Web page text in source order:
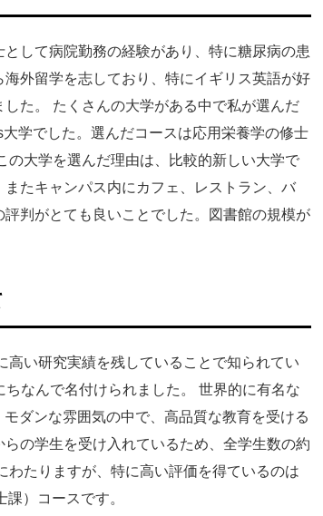
して病院勤務の経験があり、特に糖尿病の患
外留学を志しており、特にイギリス英語が好
た。 たくさんの大学がある中で私が選んだ
学でした。選んだコースは応用栄養学の修士
の大学を選んだ理由は、比較的新しい大学で
たキャンパス内にカフェ、レストラン、バ
判がとても良いことでした。図書館の規模が
い研究実績を残していることで知られてい
なんで名付けられました。 世界的に有名な
ダンな雰囲気の中で、高品質な教育を受ける
の学生を受け入れているため、全学生数の約
たりますが、特に高い評価を得ているのは
）コースです。